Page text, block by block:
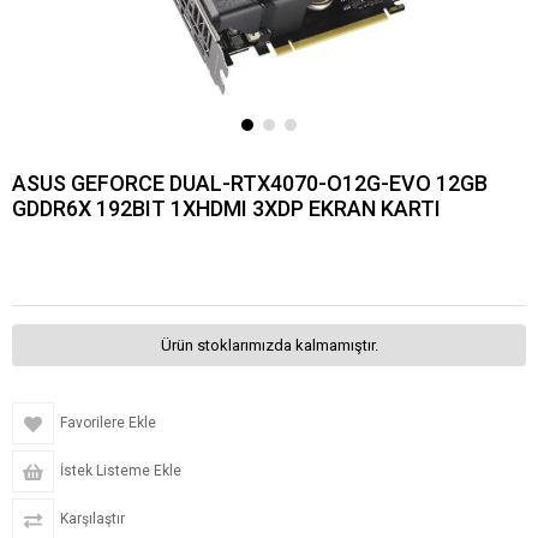
ASUS GEFORCE DUAL-RTX4070-O12G-EVO 12GB
GDDR6X 192BIT 1XHDMI 3XDP EKRAN KARTI
Ürün stoklarımızda kalmamıştır.
Favorilere Ekle
İstek Listeme Ekle
Karşılaştır